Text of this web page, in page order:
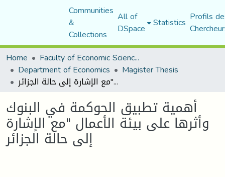
Communities
&
Collections
All of
DSpace Statistics Profils
Home
Faculty of Economic Sciences, Commerce and Management Sciences
Department of Economics Magister Thesis
أهمية تطبيق الحوكمة في البنوك وأثرها على بيئة الأعمال "مع الإشارة إلى حالة الجزائر
أهمية تطبيق الحوكمة في البنوك
وأثرها على بيئة الأعمال "مع الإشارة
إلى حالة الجزائر